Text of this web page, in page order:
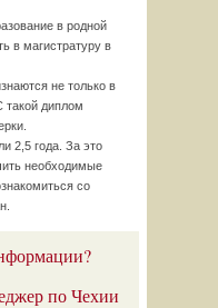
в родной
в магистратуру в
не только в
такой диплом
2,5 года. За это
необходимые
со
по Чехии